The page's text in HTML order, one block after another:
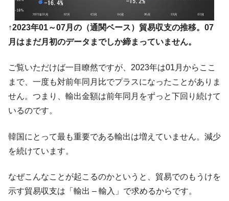
↑2023年01～07月の（通関ベース）貿易収支の推移。07
月はまだ月初のデータまでしか締まっていません。
ご覧いただけば一目瞭然ですが、2023年は01月からここ
まで、一度も対前年同月比でプラスになったことがありま
せん。つまり、輸出金額は前年同月をずっと下回り続けて
いるのです。
韓国にとって最も重要である輸出は増えていません。減少
を続けています。
なぜこんなことが起こるのかというと、貿易でのもうけを
示す貿易収支は「輸出 – 輸入」で求めるからです。